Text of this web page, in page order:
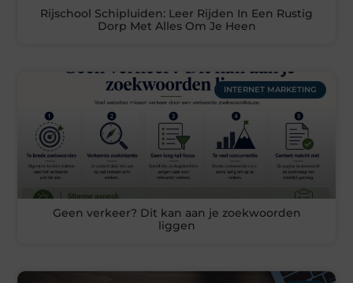
Rijschool Schipluiden: Leer Rijden In Een Rustig
Dorp Met Alles Om Je Heen
INTERNET MARKETING
Geen verkeer? Dit kan aan je zoekwoorden
liggen